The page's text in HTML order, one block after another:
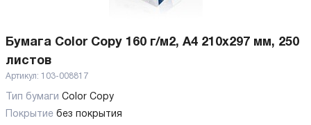
Бумага Color Copy 160 г/м2, А4 210x297 мм, 250
листов
Артикул: 103-008817
Тип бумаги Color Copy
Покрытие без покрытия